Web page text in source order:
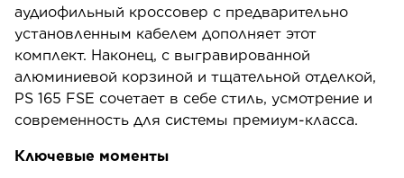
аудиофильный кроссовер с предварительно
установленным кабелем дополняет этот
комплект. Наконец, с выгравированной
алюминиевой корзиной и тщательной отделкой,
PS 165 FSE сочетает в себе стиль, усмотрение и
современность для системы премиум-класса.
Ключевые моменты